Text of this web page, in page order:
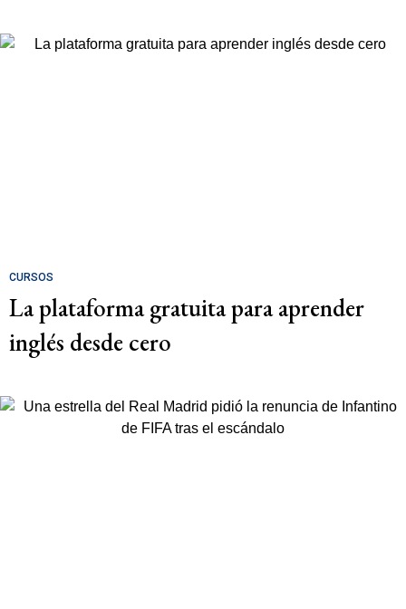
CURSOS
La plataforma gratuita para aprender
inglés desde cero